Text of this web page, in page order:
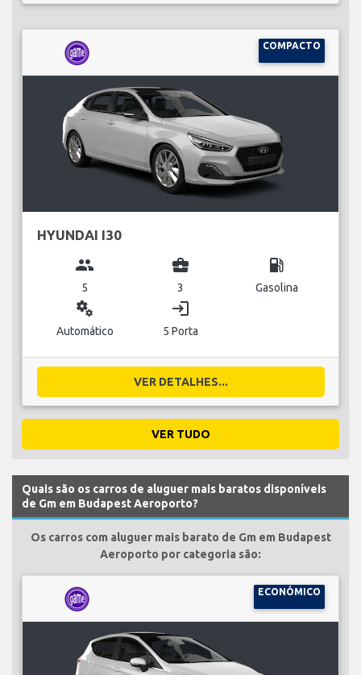
COMPACTO
HYUNDAI I30
group
5
business_center
3
local_gas_station
Gasolina
miscellaneous_services
Automático
login
5 Porta
VER DETALHES...
VER TUDO
Quais são os carros de aluguer mais baratos disponíveis
de Gm em Budapest Aeroporto?
Os carros com aluguer mais barato de Gm em Budapest
Aeroporto por categoria são:
ECONÓMICO